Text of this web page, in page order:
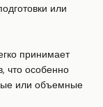
или
принимает
что особенно
или объемные